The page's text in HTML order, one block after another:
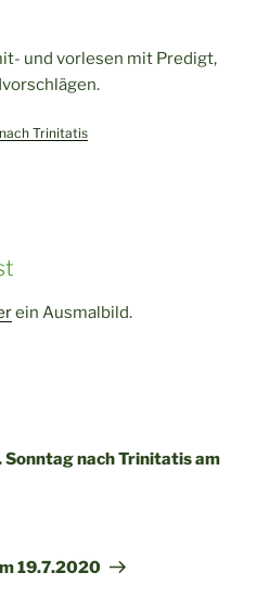
und vorlesen mit Predigt,
Trinitatis
ein Ausmalbild.
nach Trinitatis am
19.7.2020